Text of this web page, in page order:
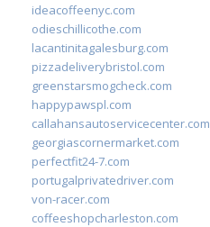
ideacoffeenyc.com
odieschillicothe.com
lacantinitagalesburg.com
pizzadeliverybristol.com
greenstarsmogcheck.com
happypawspl.com
callahansautoservicecenter.com
georgiascornermarket.com
perfectfit24-7.com
portugalprivatedriver.com
von-racer.com
coffeeshopcharleston.com